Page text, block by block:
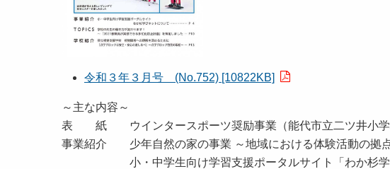
令和３年３月号 (No.752) [10822KB]
～主な内容～
表 紙 ウインタースポーツ奨励事業（能代市立二ツ井小学校
事業紹介 少年自然の家の事業 ～地域における体験活動の拠
小・中学生向け学習支援ポータルサイト「わか杉学